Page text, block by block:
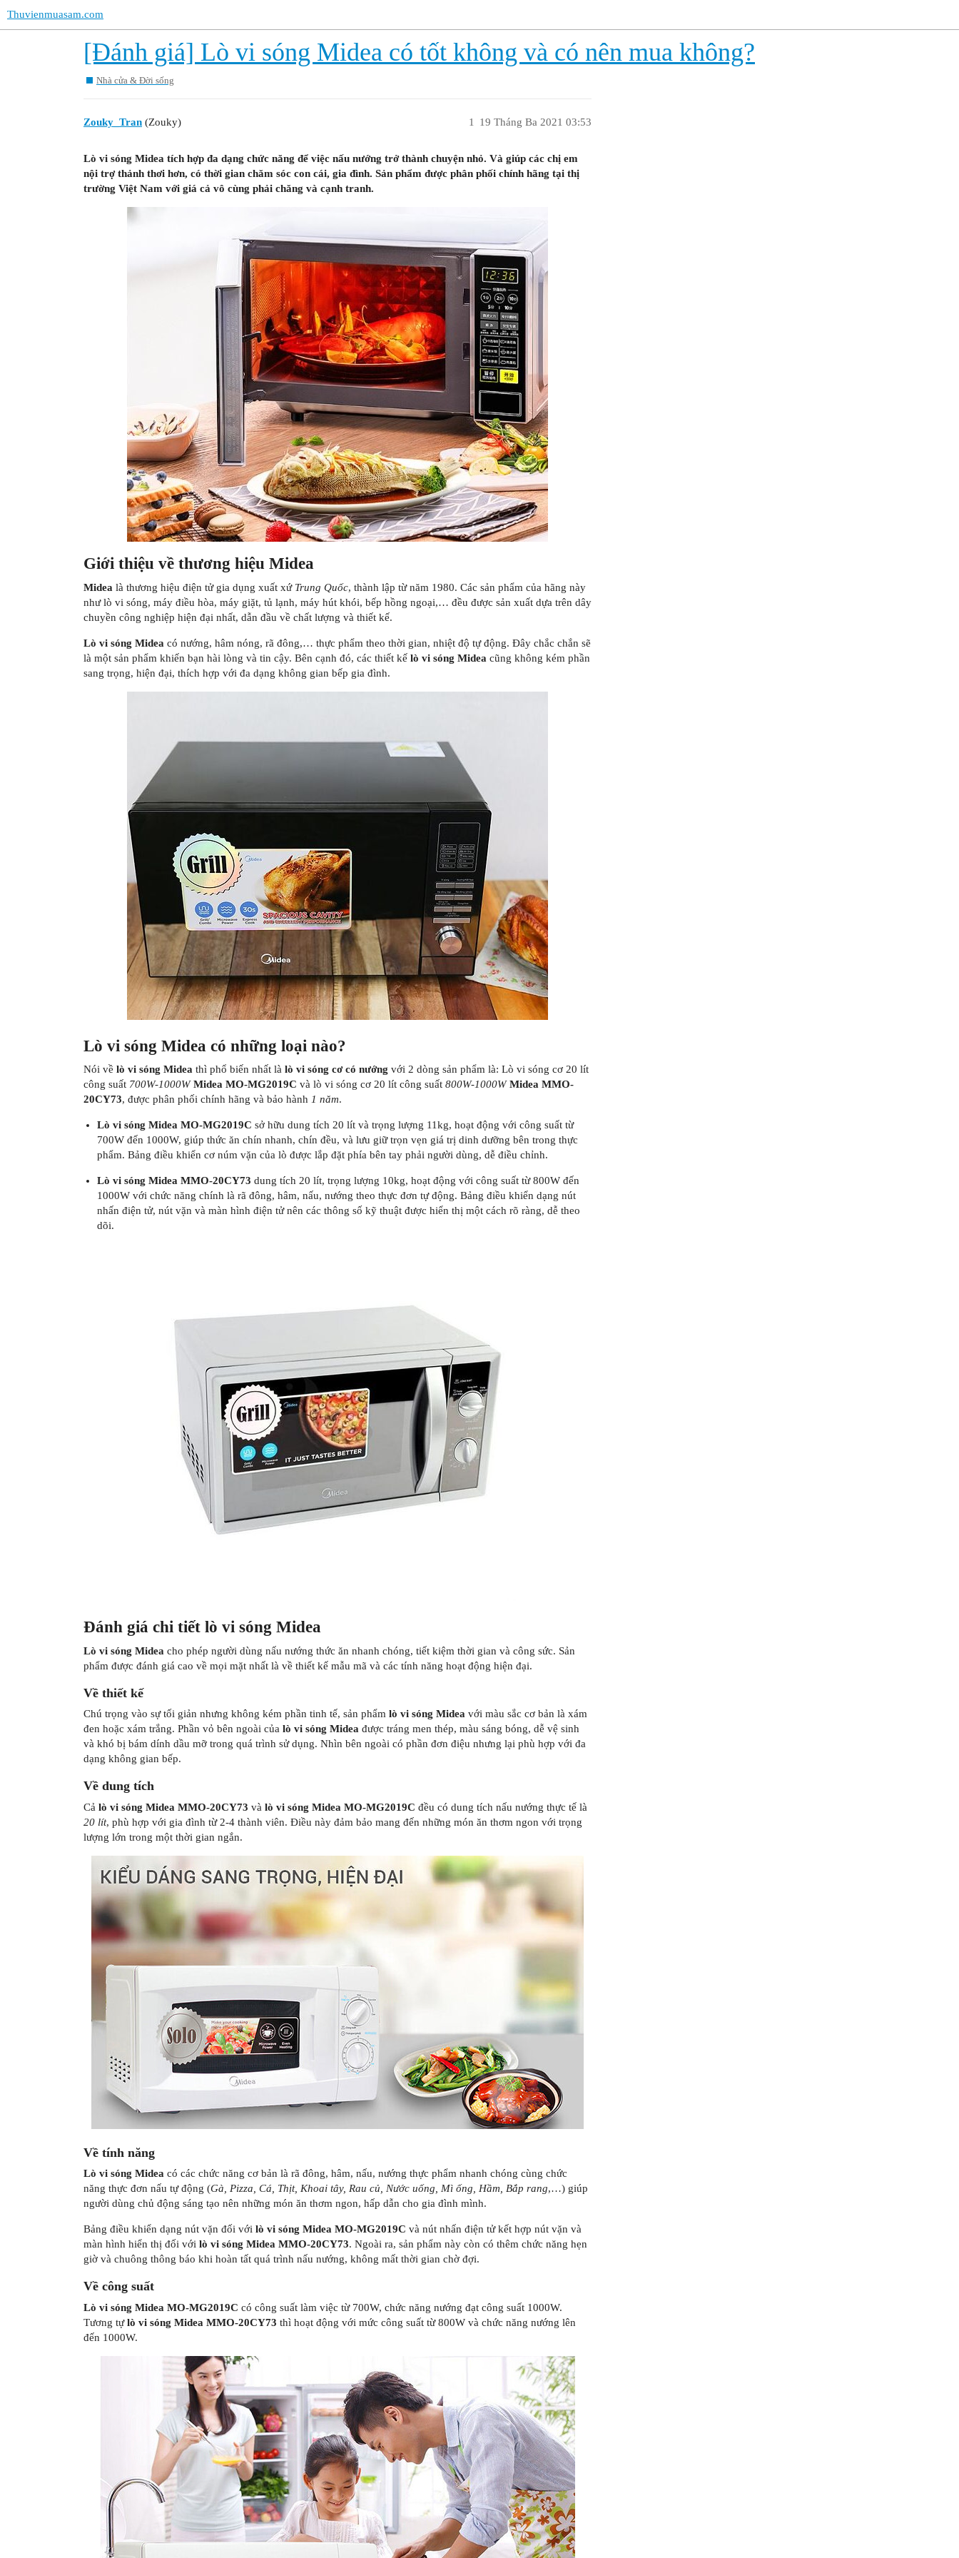
Thuvienmuasam.com
[Đánh giá] Lò vi sóng Midea có tốt không và có nên mua không?
Nhà cửa & Đời sống
Zouky_Tran (Zouky) 19 Tháng Ba 2021 03:53
1
Lò vi sóng Midea tích hợp đa dạng chức năng để việc nấu nướng trở thành chuyện nhỏ. Và giúp các chị em
nội trợ thảnh thơi hơn, có thời gian chăm sóc con cái, gia đình. Sản phẩm được phân phối chính hãng tại thị
trường Việt Nam với giá cả vô cùng phải chăng và cạnh tranh.
Giới thiệu về thương hiệu Midea
Midea là thương hiệu điện tử gia dụng xuất xứ Trung Quốc, thành lập từ năm 1980. Các sản phẩm của hãng này
như lò vi sóng, máy điều hòa, máy giặt, tủ lạnh, máy hút khói, bếp hồng ngoại,… đều được sản xuất dựa trên dây
chuyền công nghiệp hiện đại nhất, dẫn đầu về chất lượng và thiết kế.
Lò vi sóng Midea có nướng, hâm nóng, rã đông,… thực phẩm theo thời gian, nhiệt độ tự động. Đây chắc chắn sẽ
là một sản phẩm khiến bạn hài lòng và tin cậy. Bên cạnh đó, các thiết kế lò vi sóng Midea cũng không kém phần
sang trọng, hiện đại, thích hợp với đa dạng không gian bếp gia đình.
Lò vi sóng Midea có những loại nào?
Nói về lò vi sóng Midea thì phổ biến nhất là lò vi sóng cơ có nướng với 2 dòng sản phẩm là: Lò vi sóng cơ 20 lít
công suất 700W-1000W Midea MO-MG2019C và lò vi sóng cơ 20 lít công suất 800W-1000W Midea MMO-
20CY73, được phân phối chính hãng và bảo hành 1 năm.
Lò vi sóng Midea MO-MG2019C sở hữu dung tích 20 lít và trọng lượng 11kg, hoạt động với công suất từ
700W đến 1000W, giúp thức ăn chín nhanh, chín đều, và lưu giữ trọn vẹn giá trị dinh dưỡng bên trong thực
phẩm. Bảng điều khiển cơ núm vặn của lò được lắp đặt phía bên tay phải người dùng, dễ điều chỉnh.
Lò vi sóng Midea MMO-20CY73 dung tích 20 lít, trọng lượng 10kg, hoạt động với công suất từ 800W đến
1000W với chức năng chính là rã đông, hâm, nấu, nướng theo thực đơn tự động. Bảng điều khiển dạng nút
nhấn điện tử, nút vặn và màn hình điện tử nên các thông số kỹ thuật được hiển thị một cách rõ ràng, dễ theo
dõi.
Đánh giá chi tiết lò vi sóng Midea
Lò vi sóng Midea cho phép người dùng nấu nướng thức ăn nhanh chóng, tiết kiệm thời gian và công sức. Sản
phẩm được đánh giá cao về mọi mặt nhất là về thiết kế mẫu mã và các tính năng hoạt động hiện đại.
Về thiết kế
Chú trọng vào sự tối giản nhưng không kém phần tinh tế, sản phẩm lò vi sóng Midea với màu sắc cơ bản là xám
đen hoặc xám trắng. Phần vỏ bên ngoài của lò vi sóng Midea được tráng men thép, màu sáng bóng, dễ vệ sinh
và khó bị bám dính dầu mỡ trong quá trình sử dụng. Nhìn bên ngoài có phần đơn điệu nhưng lại phù hợp với đa
dạng không gian bếp.
Về dung tích
Cả lò vi sóng Midea MMO-20CY73 và lò vi sóng Midea MO-MG2019C đều có dung tích nấu nướng thực tế là
20 lít, phù hợp với gia đình từ 2-4 thành viên. Điều này đảm bảo mang đến những món ăn thơm ngon với trọng
lượng lớn trong một thời gian ngắn.
Về tính năng
Lò vi sóng Midea có các chức năng cơ bản là rã đông, hâm, nấu, nướng thực phẩm nhanh chóng cùng chức
năng thực đơn nấu tự động (Gà, Pizza, Cá, Thịt, Khoai tây, Rau củ, Nước uống, Mì ống, Hầm, Bắp rang,…) giúp
người dùng chủ động sáng tạo nên những món ăn thơm ngon, hấp dẫn cho gia đình mình.
Bảng điều khiển dạng nút vặn đối với lò vi sóng Midea MO-MG2019C và nút nhấn điện tử kết hợp nút vặn và
màn hình hiển thị đối với lò vi sóng Midea MMO-20CY73. Ngoài ra, sản phẩm này còn có thêm chức năng hẹn
giờ và chuông thông báo khi hoàn tất quá trình nấu nướng, không mất thời gian chờ đợi.
Về công suất
Lò vi sóng Midea MO-MG2019C có công suất làm việc từ 700W, chức năng nướng đạt công suất 1000W.
Tương tựlò vi sóng Midea MMO-20CY73 thì hoạt động với mức công suất từ 800W và chức năng nướng lên
đến 1000W.